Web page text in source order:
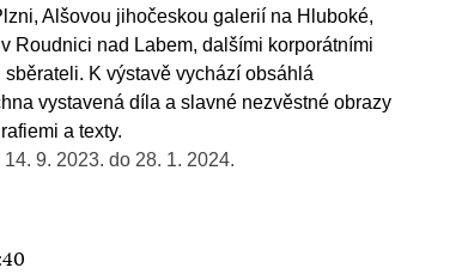
Alšovou jihočeskou galerií na Hluboké,
Roudnici nad Labem, dalšími korporátními
K výstavě vychází obsáhlá
vystavená díla a slavné nezvěstné obrazy
a texty.
9. 2023. do 28. 1. 2024.